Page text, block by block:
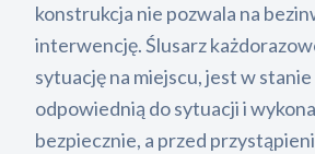
konstrukcja nie pozwala na
interwencję. Ślusarz
sytuację na miejscu, jest w
odpowiednią do sytuacji i
bezpiecznie, a przed